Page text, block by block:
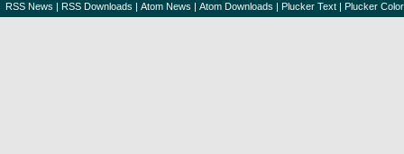
RSS News | RSS Downloads | Atom News | Atom Downloads | Plucker Text | Plucker Color